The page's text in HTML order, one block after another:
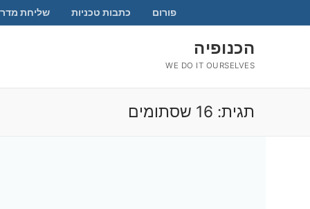
לתוכן
פורום כתבות טכניות שליחת
הכנופיה
WE DO IT OURSELVES
תגית: 16 שסתומים